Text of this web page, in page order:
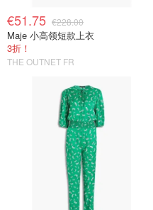
€51.75 €228.00
Maje 小高领短款上衣
3折！
THE OUTNET FR